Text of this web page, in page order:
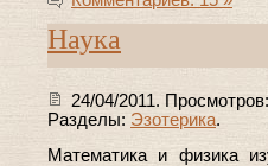
Наука
24/04/2011.
Разделы: Эзотерика.
Математика и физика